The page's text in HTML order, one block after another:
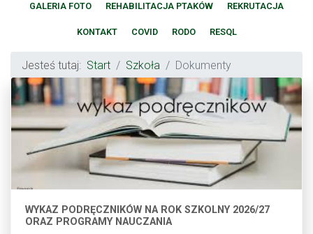
GALERIA FOTO REHABILITACJA PTAKÓW REKRUTACJA
KONTAKT COVID RODO RESQL
Jesteś tutaj: Start Szkoła Dokumenty
WYKAZ PODRĘCZNIKÓW NA ROK SZKOLNY 2026/27
ORAZ PROGRAMY NAUCZANIA